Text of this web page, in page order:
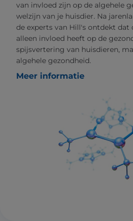
van invloed zijn op de algehele
welzijn van je huisdier. Na
de experts van Hill's ontdekt dat
alleen invloed heeft op de
spijsvertering van huisdieren,
algehele gezondheid.
Meer informatie